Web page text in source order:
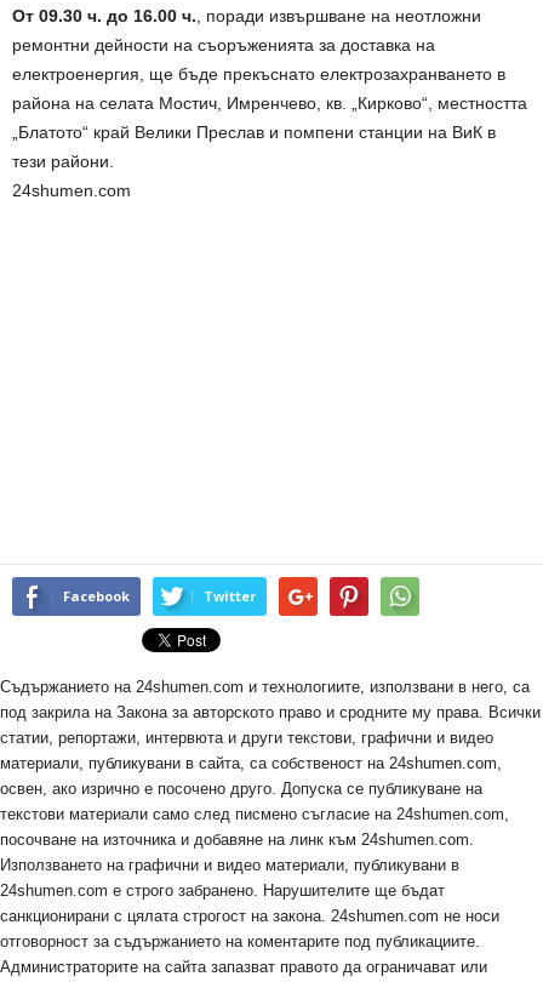
От 09.30 ч. до 16.00 ч., поради извършване на неотложни
ремонтни дейности на съоръженията за доставка на
електроенергия, ще бъде прекъснато електрозахранването в
района на селата Мостич, Имренчево, кв. „Кирково“, местността
„Блатото“ край Велики Преслав и помпени станции на ВиК в
тези райони.
24shumen.com
Facebook Twitter
Съдържанието на 24shumen.com и технологиите, използвани в него, са
под закрила на Закона за авторското право и сродните му права. Всички
статии, репортажи, интервюта и други текстови, графични и видео
материали, публикувани в сайта, са собственост на 24shumen.com,
освен, ако изрично е посочено друго. Допуска се публикуване на
текстови материали само след писмено съгласие на 24shumen.com,
посочване на източника и добавяне на линк към 24shumen.com.
Използването на графични и видео материали, публикувани в
24shumen.com е строго забранено. Нарушителите ще бъдат
санкционирани с цялата строгост на закона. 24shumen.com не носи
отговорност за съдържанието на коментарите под публикациите.
Администраторите на сайта запазват правото да ограничават или